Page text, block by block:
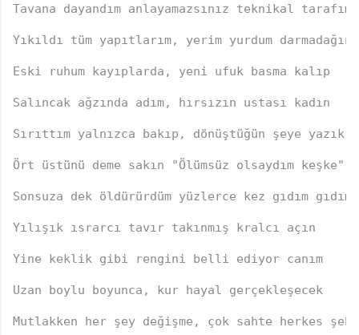
Tavana dayandım anlayamazsınız teknikal
Yıkıldı tüm yapıtlarım, yerim yurdum darmadağın
Eski ruhum kayıplarda, yeni ufuk basma kalıp
Salıncak ağzında adım, hırsızın ustası kadın
Sırıttım yalnızca bakıp, dönüştüğün şeye yazık
Ört üstünü deme sakın "Ölümsüz olsaydım keşke"
Sonsuza dek öldürürdüm yüzlerce kez gıdım gıdım
Yılışık ısrarcı tavır takınmış kralcı açın
Yine keklik gibi rengini belli ediyor canım
Uzan boylu boyunca, kur hayal gerçekleşecek
Mutlakken her şey değişme, çok sahte herkes
♫